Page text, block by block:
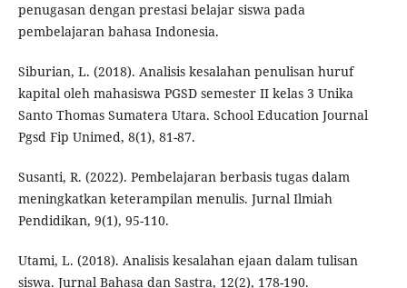
penugasan dengan prestasi belajar siswa pada
pembelajaran bahasa Indonesia.
Siburian, L. (2018). Analisis kesalahan penulisan huruf
kapital oleh mahasiswa PGSD semester II kelas 3 Unika
Santo Thomas Sumatera Utara. School Education Journal
Pgsd Fip Unimed, 8(1), 81-87.
Susanti, R. (2022). Pembelajaran berbasis tugas dalam
meningkatkan keterampilan menulis. Jurnal Ilmiah
Pendidikan, 9(1), 95-110.
Utami, L. (2018). Analisis kesalahan ejaan dalam tulisan
siswa. Jurnal Bahasa dan Sastra, 12(2), 178-190.